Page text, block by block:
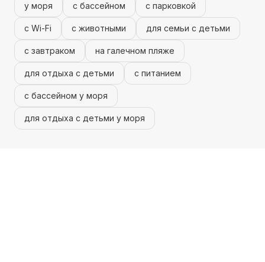
у моря с бассейном с парковкой
с Wi-Fi с животными для семьи с детьми
с завтраком на галечном пляже
для отдыха с детьми с питанием
с бассейном у моря
для отдыха с детьми у моря